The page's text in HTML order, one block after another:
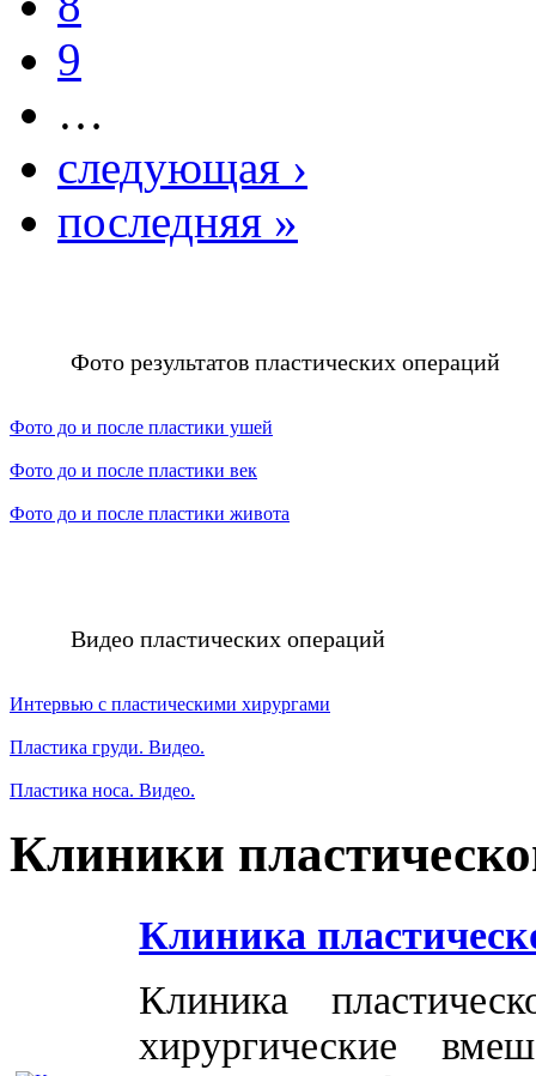
9
…
следующая ›
последняя »
Фото результатов пластических операций
Фото до и после пластики ушей
Фото до и после пластики век
Фото до и после пластики живота
Видео пластических операций
Интервью с пластическими хирургами
Пластика груди. Видео.
Пластика носа. Видео.
Клиники
Клиника
Клиника
хирургические